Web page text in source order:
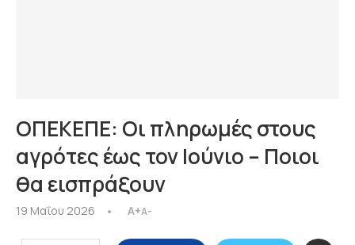
ΟΠΕΚΕΠΕ: Οι πληρωμές στους
αγρότες έως τον Ιούνιο – Ποιοι
θα εισπράξουν
19 Μαΐου 2026 A+A-